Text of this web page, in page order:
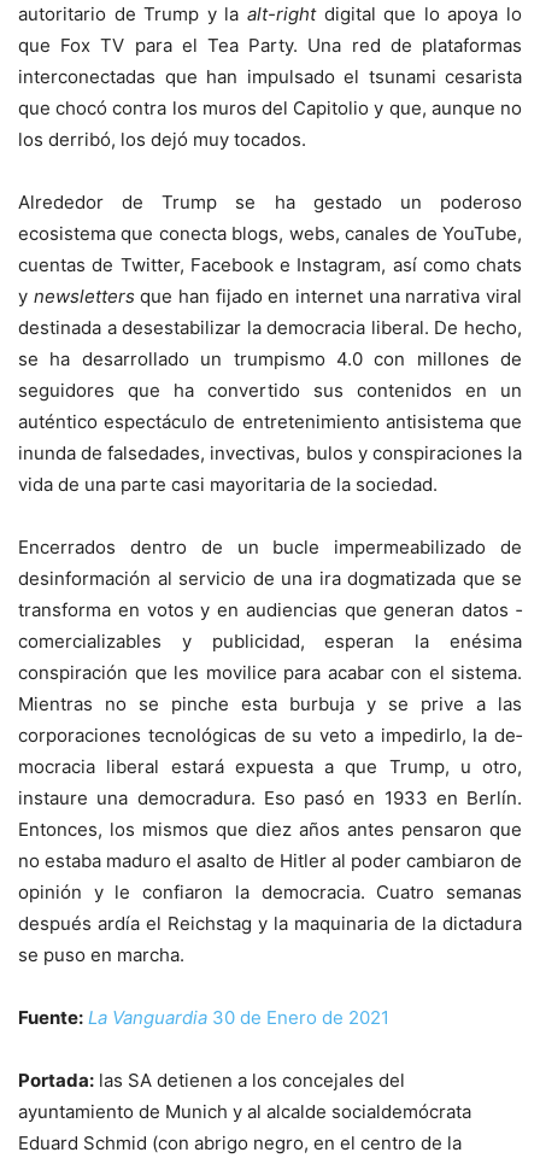
autoritario de Trump y la alt-right digital que lo apoya lo
que Fox TV para el Tea Party. Una red de plataformas
interconectadas que han impulsado el tsunami cesarista
que chocó contra los muros del Capitolio y que, aunque no
los derribó, los dejó muy tocados.
Alrededor de Trump se ha gestado un poderoso
ecosistema que conecta blogs, webs, canales de YouTube,
cuentas de Twitter, Facebook e Instagram, así como chats
y newslettersque han fijado en internet una narrativa viral
destinada a desestabilizar la democracia liberal. De hecho,
se ha desarrollado un trumpismo 4.0 con millones de
seguidores que ha convertido sus contenidos en un
auténtico espectáculo de entretenimiento antisistema que
inunda de falsedades, invectivas, bulos y conspiraciones la
vida de una parte casi mayoritaria de la sociedad.
Encerrados dentro de un bucle impermeabilizado de
desinformación al servicio de una ira dogmatizada que se
transforma en votos y en audiencias que generan datos ­
comercializables y publicidad, esperan la enésima
conspiración que les movilice para acabar con el sistema.
Mientras no se pinche esta burbuja y se prive a las
corporaciones tecnológicas de su veto a impedirlo, la de­
mocracia liberal estará expuesta a que Trump, u otro,
instaure una democradura. Eso pasó en 1933 en Berlín.
Entonces, los mismos que diez años antes pensaron que
no estaba maduro el asalto de Hitler al poder cambiaron de
opinión y le confiaron la democracia. Cuatro semanas
después ardía el Reichstag y la maquinaria de la dictadura
se puso en marcha.
Fuente: La Vanguardia 30 de Enero de 2021
Portada: las SA detienen a los concejales del
ayuntamiento de Munich y al alcalde socialdemócrata
Eduard Schmid (con abrigo negro, en el centro de la